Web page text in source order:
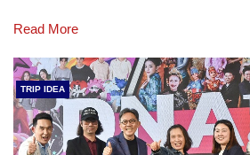
Read More
TRIP IDEA